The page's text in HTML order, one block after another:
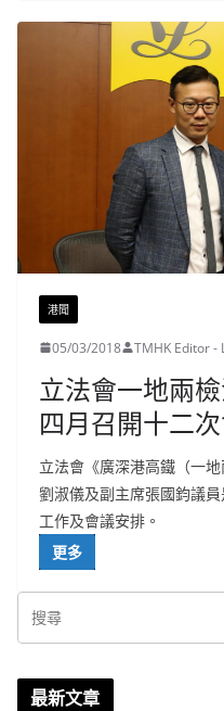
港聞
05/03/2018 TMHK Editor -
立法會一地兩
四月召開十二
立法會《廣深港高鐵（一
劉淑儀及副主席張國鈞議
工作及會議安排。
更多
最新文章